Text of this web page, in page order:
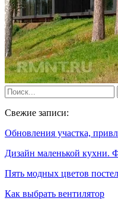
Свежие записи:
Обновления участка,
Дизайн маленькой кухни.
Пять модных цветов
Как выбрать вентилятор